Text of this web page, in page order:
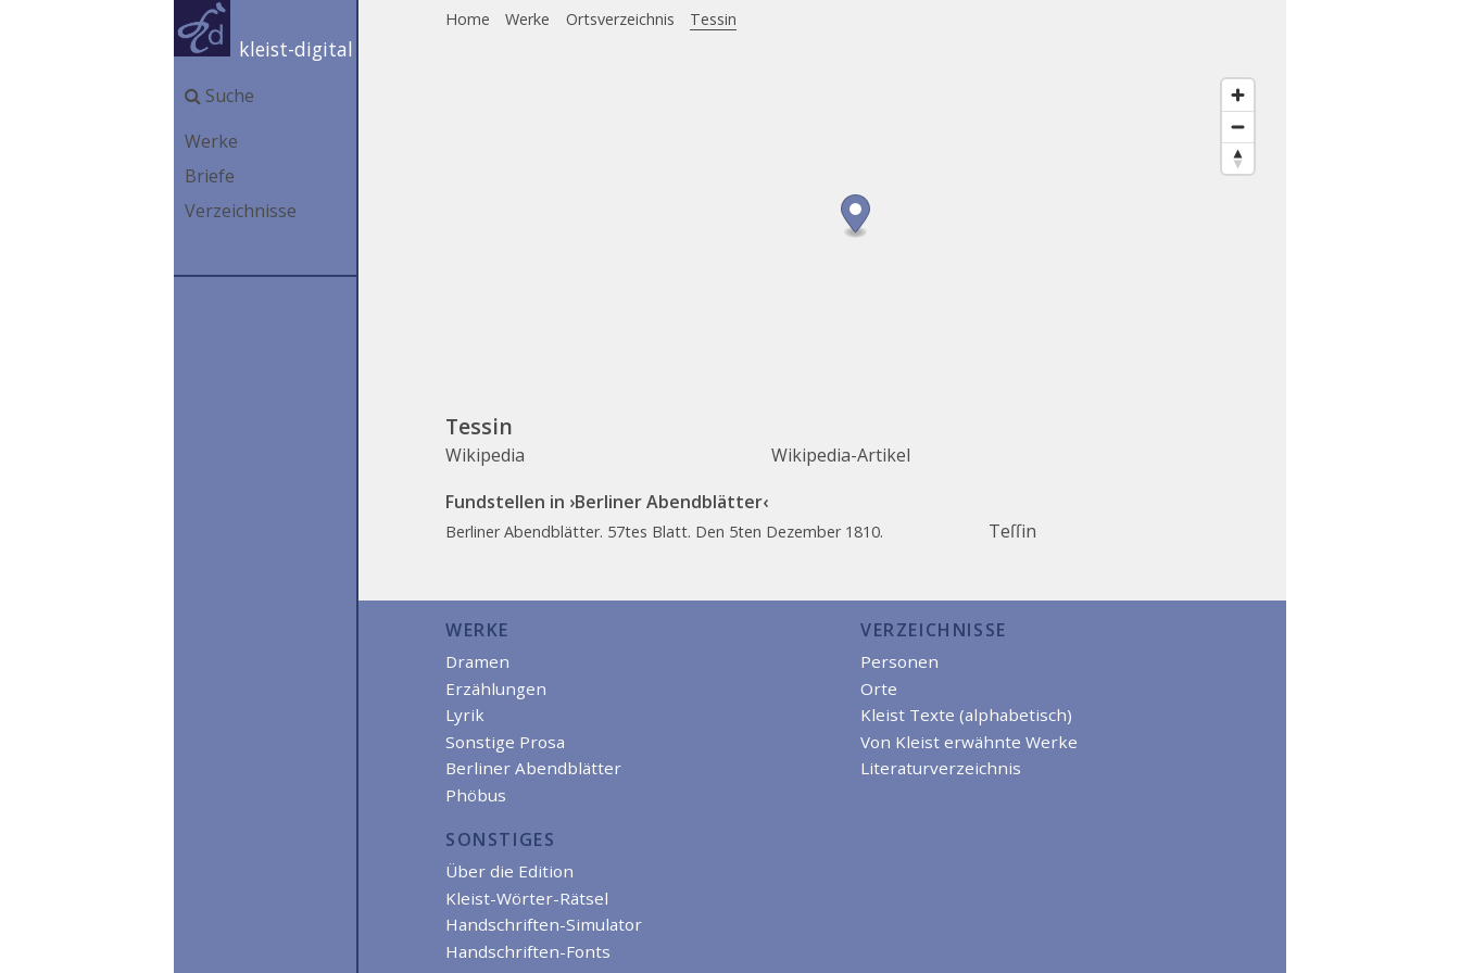
kleist-digital
Suche
Werke
Briefe
Verzeichnisse
Home Werke Ortsverzeichnis Tessin
Tessin
Wikipedia
Wikipedia-Artikel
Fundstellen in ›Berliner Abendblätter‹
Berliner Abendblätter. 57tes Blatt. Den 5ten Dezember 1810. Teſſin
WERKE
Dramen
Erzählungen
Lyrik
Sonstige Prosa
Berliner Abendblätter
Phöbus
VERZEICHNISSE
Personen
Orte
Kleist Texte (alphabetisch)
Von Kleist erwähnte Werke
Literaturverzeichnis
SONSTIGES
Über die Edition
Kleist-Wörter-Rätsel
Handschriften-Simulator
Handschriften-Fonts